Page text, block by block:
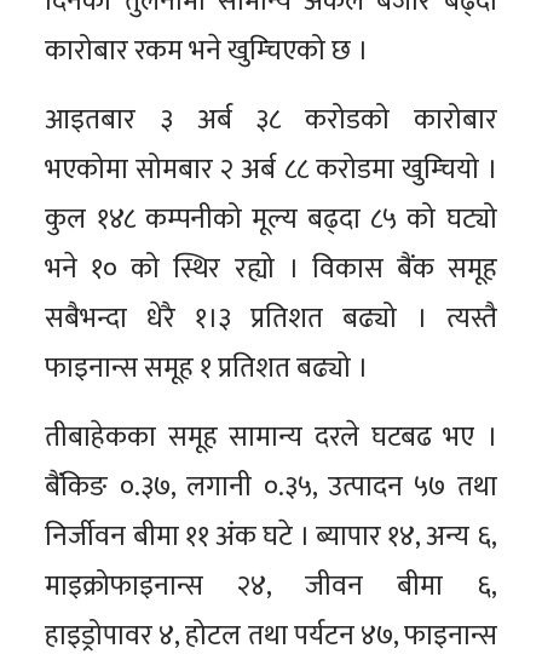
कारोबार रकम भने खुम्चिएको छ ।
आइतबार ३ अर्ब ३८ करोडको कारोबार
भएकोमा सोमबार २ अर्ब ८८ करोडमा खुम्चियो ।
कुल १४८ कम्पनीको मूल्य बढ्दा ८५ को घट्यो
भने १० को स्थिर रह्यो । विकास बैंक समूह
सबैभन्दा धेरै १।३ प्रतिशत बढ्यो । त्यस्तै
फाइनान्स समूह १ प्रतिशत बढ्यो ।
तीबाहेकका समूह सामान्य दरले घटबढ भए ।
बैंकिङ ०.३७, लगानी ०.३५, उत्पादन ५७ तथा
निर्जीवन बीमा ११ अंक घटे । ब्यापार १४, अन्य ६,
माइक्रोफाइनान्स २४, जीवन बीमा ६,
हाइड्रोपावर ४, होटल तथा पर्यटन ४७, फाइनान्स